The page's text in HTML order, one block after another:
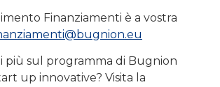
Finanziamenti è a vostra
più sul programma di Bugnion
up innovative? Visita la